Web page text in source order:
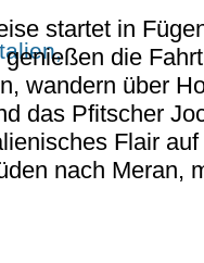
startet in
die
wandern über
das Pfitscher
Flair
nach Meran,